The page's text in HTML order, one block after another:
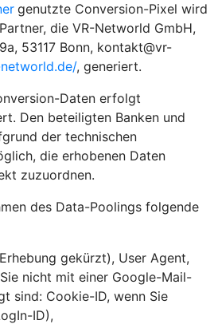
genutzte Conversion-Pixel wird
die VR-Networld GmbH,
53117 Bonn, kontakt@vr-
, generiert.
Daten erfolgt
Den beteiligten Banken und
der technischen
die erhobenen Daten
zuzuordnen.
des Data-Poolings folgende
gekürzt), User Agent,
nicht mit einer Google-Mail-
sind: Cookie-ID, wenn Sie
ID),